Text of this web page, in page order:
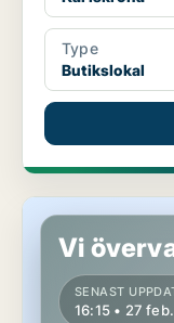
Type
Butikslokal
Butikslokal i
Vi
SENAST
16:15 • 27 feb.